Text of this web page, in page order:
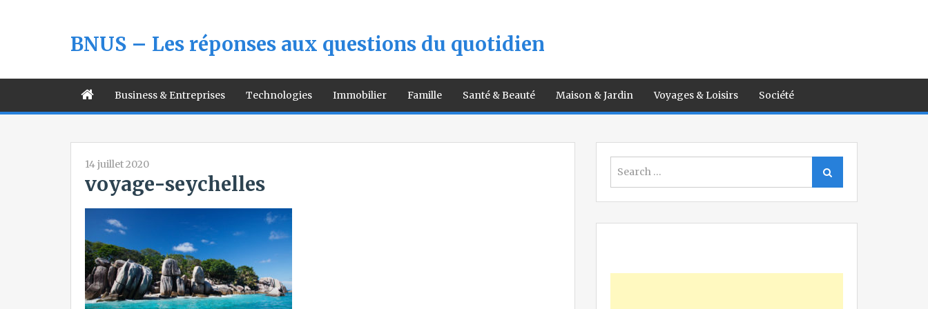
BNUS – Les réponses aux questions du quotidien
Business & Entreprises Technologies Immobilier Famille Santé & Beauté Maison & Jardin Voyages & Loisirs Société
14 juillet 2020
voyage-seychelles
for:
Search